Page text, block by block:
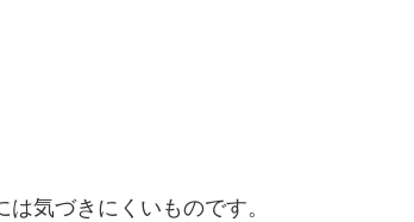
気づきにくいものです。